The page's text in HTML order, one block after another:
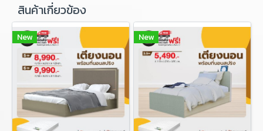
สินค้าเกี่ยวข้อง
New New